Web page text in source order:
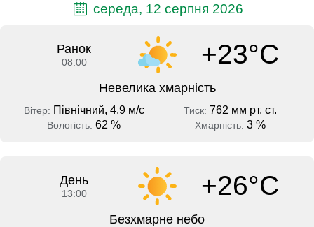
середа, 12 серпня 2026
Ранок
08:00 +23°C
Невелика хмарність
Вітер: Північний, 4.9 м/с Тиск: 762 мм рт. ст.
Вологість: 62 % Хмарність: 3 %
День
13:00 +26°C
Безхмарне небо